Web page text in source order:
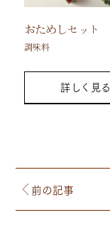
おためしセット
調味料
詳しく見る
前の記事